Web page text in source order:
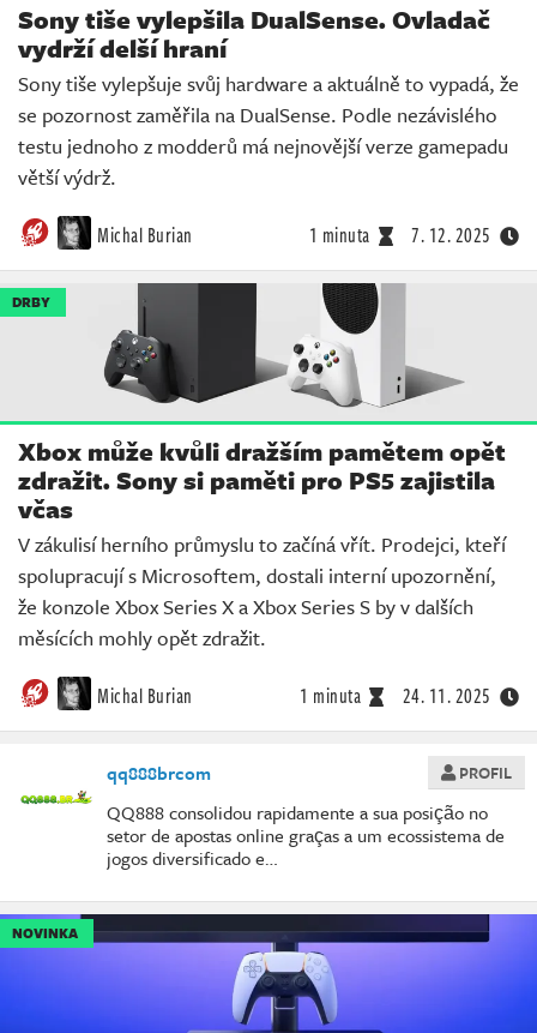
Sony tiše vylepšila DualSense. Ovladač
vydrží delší hraní
Sony tiše vylepšuje svůj hardware a aktuálně to vypadá, že
se pozornost zaměřila na DualSense. Podle nezávislého
testu jednoho z modderů má nejnovější verze gamepadu
větší výdrž.
Michal Burian 1 minuta 7. 12. 2025
DRBY
Xbox může kvůli dražším pamětem opět
zdražit. Sony si paměti pro PS5 zajistila
včas
V zákulisí herního průmyslu to začíná vřít. Prodejci, kteří
spolupracují s Microsoftem, dostali interní upozornění,
že konzole Xbox Series X a Xbox Series S by v dalších
měsících mohly opět zdražit.
Michal Burian 1 minuta 24. 11. 2025
qq888brcom PROFIL
QQ888 consolidou rapidamente a sua posição no
setor de apostas online graças a um ecossistema de
jogos diversificado e…
NOVINKA